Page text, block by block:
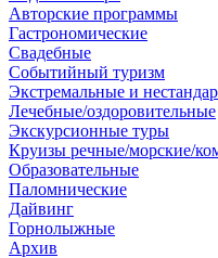
Авторские программы
Гастрономические
Свадебные
Событийный туризм
Экстремальные и
Лечебные/оздоровительные
Экскурсионные туры
Круизы речные/морские/
Образовательные
Паломнические
Дайвинг
Горнолыжные
Архив